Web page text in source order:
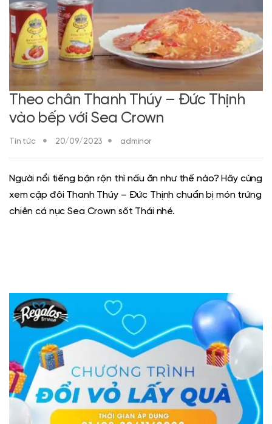
Theo chân Thanh Thúy – Đức Thịnh
vào bếp với Sea Crown
Tin tức 20/09/2023 adminor
Người nổi tiếng bận rộn thì nấu ăn như thế nào? Hãy cùng
xem cặp đôi Thanh Thúy – Đức Thịnh chuẩn bị món trứng
chiên cá nục Sea Crown sốt Thái nhé.